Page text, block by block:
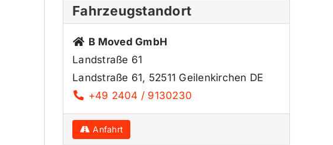
Fahrzeugstandort
B Moved GmbH
Landstraße 61
Landstraße 61, 52511 Geilenkirchen DE
+49 2404 / 9130230
Anfahrt